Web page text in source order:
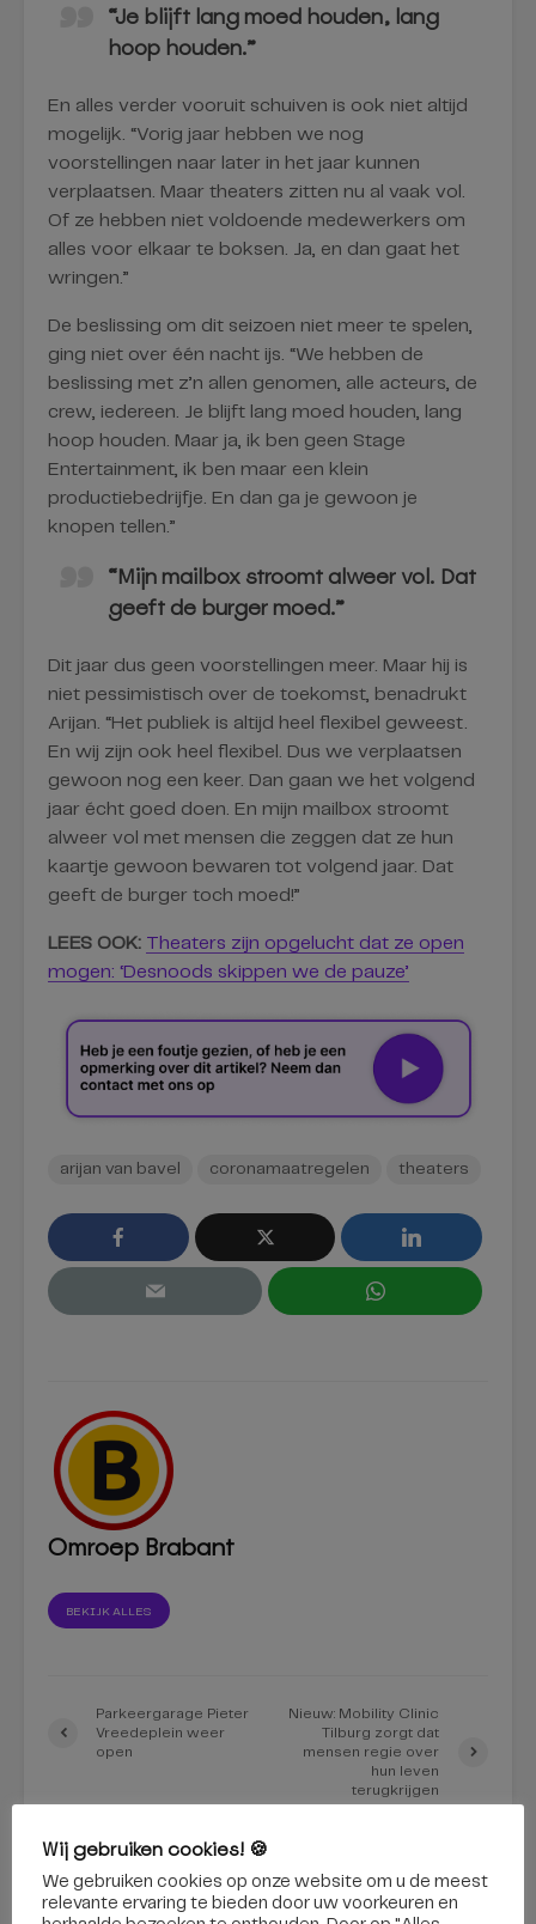
“Je blijft lang moed houden, lang
hoop houden.”
En alles verder vooruit schuiven is ook niet altijd
mogelijk. “Vorig jaar hebben we nog
voorstellingen naar later in het jaar kunnen
verplaatsen. Maar theaters zitten nu al vaak vol.
Of ze hebben niet voldoende medewerkers om
alles voor elkaar te boksen. Ja, en dan gaat het
wringen.”
De beslissing om dit seizoen niet meer te spelen,
ging niet over één nacht ijs. “We hebben de
beslissing met z’n allen genomen, alle acteurs, de
crew, iedereen. Je blijft lang moed houden, lang
hoop houden. Maar ja, ik ben geen Stage
Entertainment, ik ben maar een klein
productiebedrijfje. En dan ga je gewoon je
knopen tellen.”
“Mijn mailbox stroomt alweer vol. Dat
geeft de burger moed.”
Dit jaar dus geen voorstellingen meer. Maar hij is
niet pessimistisch over de toekomst, benadrukt
Arijan. “Het publiek is altijd heel flexibel geweest.
En wij zijn ook heel flexibel. Dus we verplaatsen
gewoon nog een keer. Dan gaan we het volgend
jaar écht goed doen. En mijn mailbox stroomt
alweer vol met mensen die zeggen dat ze hun
kaartje gewoon bewaren tot volgend jaar. Dat
geeft de burger toch moed!”
LEES OOK: Theaters zijn opgelucht dat ze open
mogen: ‘Desnoods skippen we de pauze’
arijan van bavel coronamaatregelen theaters
Omroep Brabant
BEKIJK ALLES
Parkeergarage Pieter
Vreedeplein weer
open
Nieuw: Mobility Clinic
Tilburg zorgt dat
mensen regie over
hun leven
terugkrijgen
Dit vind je misschien ook interessant
Wij gebruiken cookies! 🍪
We gebruiken cookies op onze website om u de meest
relevante ervaring te bieden door uw voorkeuren en